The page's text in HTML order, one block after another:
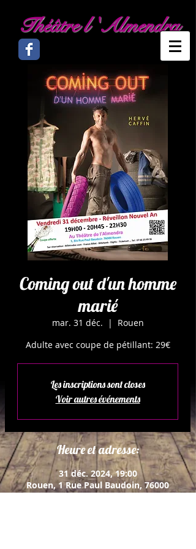
Théâtre l 'Almendra
Coming out d'un homme
marié
mar. 31 déc.
  |
Rouen
Adulte avec coupe de pétillant: 29€
Les inscriptions sont closes
Voir autres événements
Heure et adresse:
31 déc. 2024, 19:00
Rouen, 1 Rue Paul Baudoin, 76000
Rouen, France